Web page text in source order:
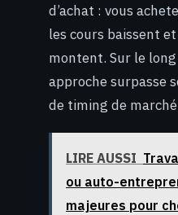
d’achat : vous
les cours baissent
montent. Sur le
approche surpasse
de timing de
LIRE AUSSI
ou auto-
majeures pour